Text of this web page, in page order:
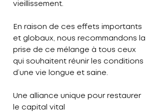
vieillissement.
En raison de ces effets importants
et globaux, nous recommandons la
prise de ce mélange à tous ceux
qui souhaitent réunir les conditions
d’une vie
longue et saine.
Une alliance unique pour restaurer
le capital vital